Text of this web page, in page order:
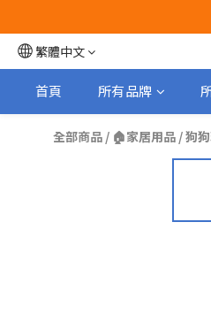
繁體中文
首頁 所有品牌
全部商品 / 🏠家居用品 /狗